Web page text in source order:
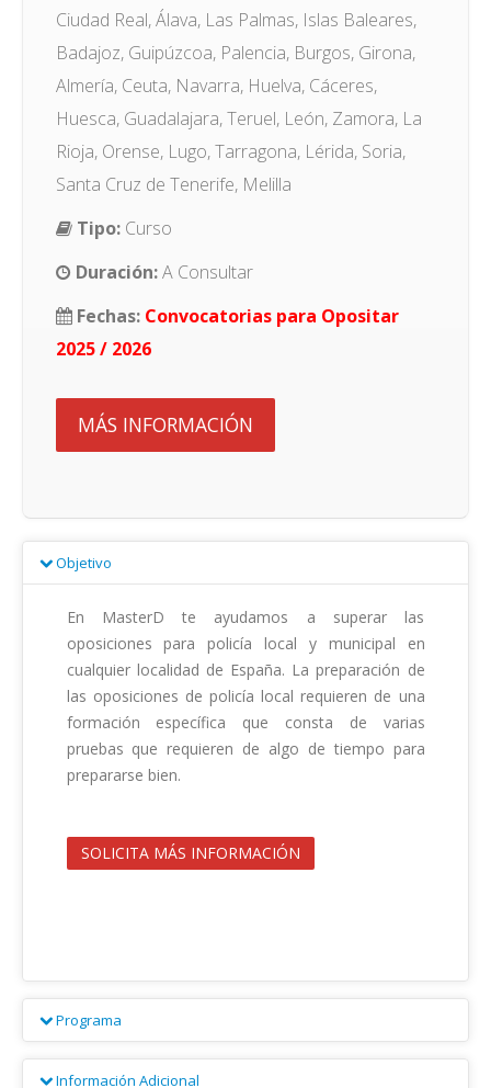
Ciudad Real, Álava, Las Palmas, Islas Baleares,
Badajoz, Guipúzcoa, Palencia, Burgos, Girona,
Almería, Ceuta, Navarra, Huelva, Cáceres,
Huesca, Guadalajara, Teruel, León, Zamora, La
Rioja, Orense, Lugo, Tarragona, Lérida, Soria,
Santa Cruz de Tenerife, Melilla
Tipo: Curso
Duración:A Consultar
Fechas: Convocatorias para Opositar
2025 / 2026
MÁS INFORMACIÓN
Objetivo
En MasterD te ayudamos a superar las
oposiciones para policía local y municipal en
cualquier localidad de España. La preparación de
las oposiciones de policía local requieren de una
formación específica que consta de varias
pruebas que requieren de algo de tiempo para
prepararse bien.
SOLICITA MÁS INFORMACIÓN
Programa
La preparación del acceso a la policía local que
Información Adicional